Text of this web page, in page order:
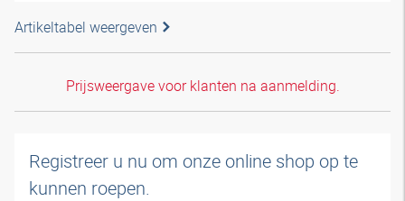
Artikeltabel weergeven
Prijsweergave voor klanten na aanmelding.
Registreer u nu om onze online shop op te
kunnen roepen.